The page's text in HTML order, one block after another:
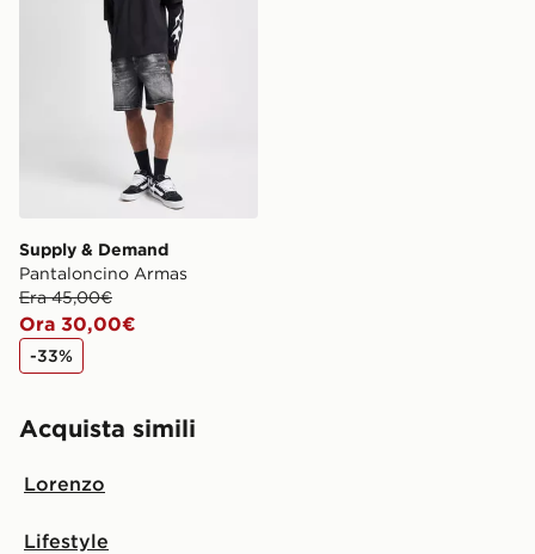
Supply & Demand
Pantaloncino Armas
Era 45,00€
Ora 30,00€
-33%
Acquista simili
Lorenzo
Lifestyle